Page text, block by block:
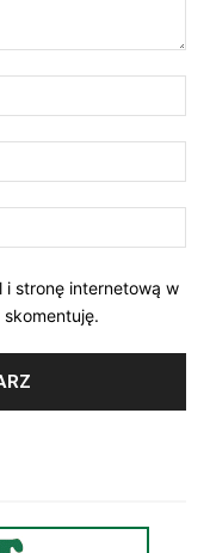
i stronę internetową w